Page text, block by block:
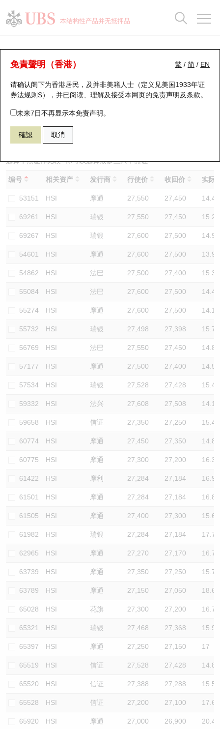
本结构性产品并无抵押品
繁 / 简 / EN
免責聲明（香港）
请确认阁下为香港居民，及并非美籍人士（定义见美国1933年证
券法规则S），并已阅读、理解及接受本网页的免责声明及条款。
未来7日不再显示本免责声明。
確認 取消
牛熊证分析仪
表现 街货统计 比较
60448 瑞银熊证 HSI 恒生指数
选择牛熊证作比较 *你可以选择最多三只牛熊证
编号 相关资产 发行商 行使价 收回价 实际
53151 HSI 摩通 27,550 27,450 14.4
69261 HSI 瑞银 27,550 27,450 15.2
69267 HSI 瑞银 27,600 27,500 14.9
54601 HSI 摩通 27,600 27,500 13.9
54862 HSI 法巴 27,500 27,400 15.3
55084 HSI 法巴 27,600 27,500 14.4
55274 HSI 摩通 27,600 27,500 14.1
55732 HSI 瑞银 27,498 27,398 15.7
56769 HSI 法巴 27,550 27,450 14.8
57177 HSI 摩通 27,500 27,400 14.5
57534 HSI 瑞银 27,528 27,428 15.4
59332 HSI 法兴 27,608 27,508 14.1
59658 HSI 信证 27,350 27,250 15.4
60774 HSI 摩通 27,450 27,350 14.8
60775 HSI 摩通 27,300 27,200 16.3
61422 HSI 摩利 27,284 27,184 16.9
61501 HSI 摩通 27,284 27,184 16.8
61505 HSI 摩通 27,400 27,300 15.6
61982 HSI 瑞银 27,284 27,184 17.7
62965 HSI 摩通 27,270 27,170 16.7
63739 HSI 摩通 27,350 27,250 15.7
63789 HSI 摩通 27,150 27,050 18.6
65028 HSI 花旗 27,300 27,200 16.7
65321 HSI 瑞银 27,468 27,368 15.9
65397 HSI 摩通 27,250 27,150 17
65519 HSI 信证 27,528 27,428 14.8
65520 HSI 信证 27,388 27,288 15.5
65528 HSI 信证 27,200 27,100 17.6
65920 HSI 摩通 27,000 26,900 20.4
瑞银认股证一览
新发行瑞银认股证
即将到期认股证
认股证到期结算价查找
认股证分析仪
认股证速算机
认股证/牛熊证日志
认股证文件及公告
街货统计
比较
牛熊全景快搜
牛熊证搜寻
牛熊证街货分布图
正股牛熊证列表
新发行瑞银牛熊证
已收回牛熊证剩余价值
牛熊证到期结算价查找
牛熊证分析仪
牛熊证文件及公告
牛熊证文件及公告 (瑞信)
街货统计
比较
十大升幅/跌幅
十大认股证成交分布
十天股证占大市成交
资金流
街货统计
三十大平均引伸波幅
正股分析仪
二十大活跃股份
恒指成份股
国指成份股
科指成份股
相关资产沽空
中资ETFs溢价比较
AH 股价对照
ADR
收市竞价变化
持股比重
显示所有持股比重
每月轮证大市专题
轮证专栏
讲座及教育短片
认股证投资者教育
牛熊证投资者教育
认股证牛熊证常问问题